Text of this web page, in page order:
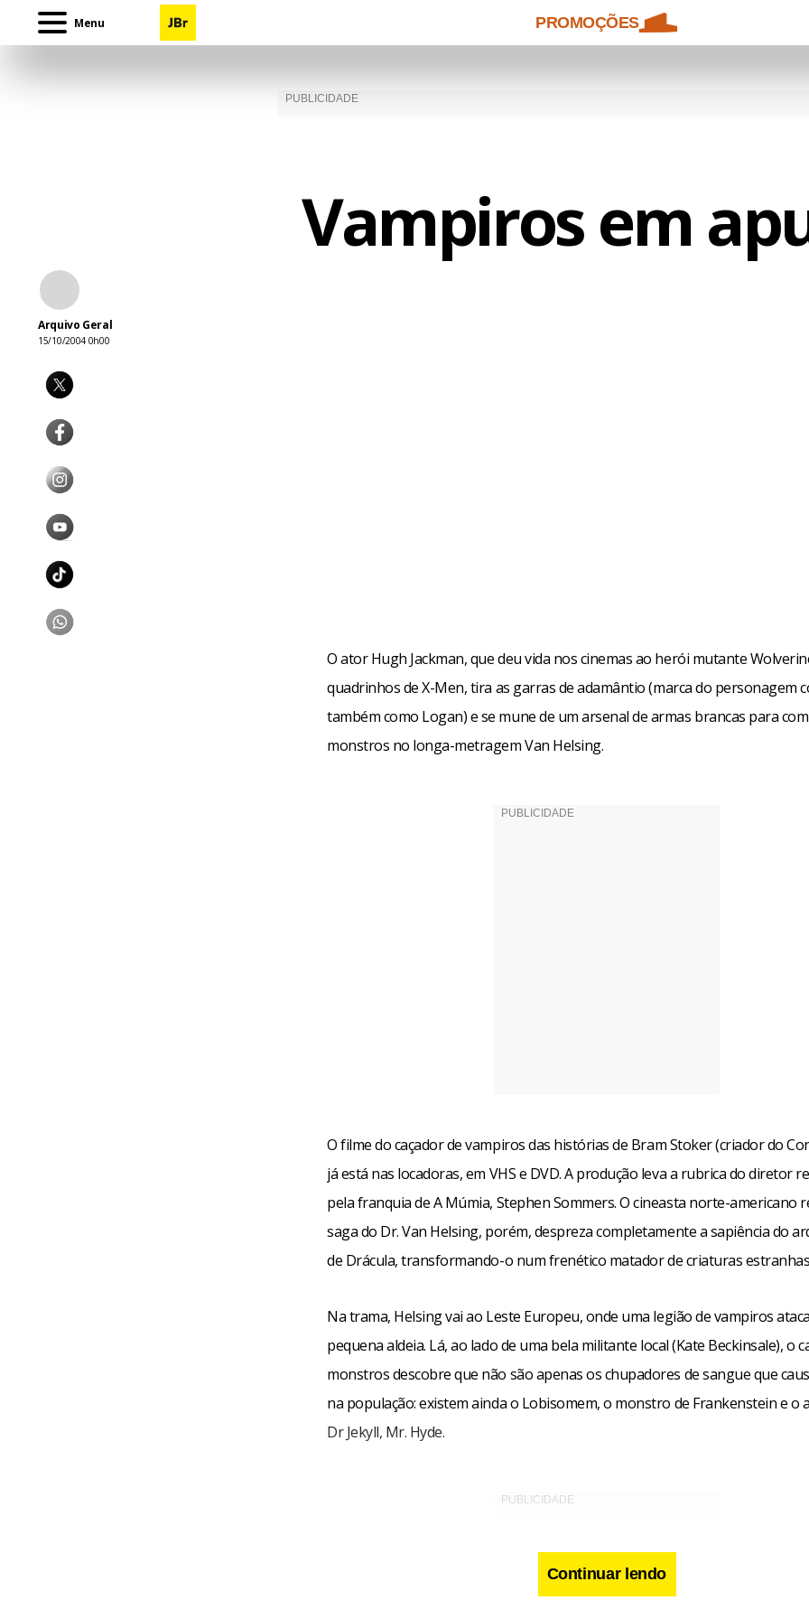
Menu PROMOÇÕES
Vampiros em
Arquivo Geral
15/10/2004 0h00
O ator Hugh Jackman, que deu vida nos cinemas ao herói mutante
quadrinhos de X-Men, tira as garras de adamântio (marca do personagem
também como Logan) e se mune de um arsenal de armas brancas para
monstros no longa-metragem Van Helsing.
O filme do caçador de vampiros das histórias de Bram Stoker (criador do
já está nas locadoras, em VHS e DVD. A produção leva a rubrica do diretor
pela franquia de A Múmia, Stephen Sommers. O cineasta norte-americano
saga do Dr. Van Helsing, porém, despreza completamente a sapiência do
de Drácula, transformando-o num frenético matador de criaturas
Na trama, Helsing vai ao Leste Europeu, onde uma legião de vampiros
pequena aldeia. Lá, ao lado de uma bela militante local (Kate Beckinsale), o
monstros descobre que não são apenas os chupadores de sangue que
na população: existem ainda o Lobisomem, o monstro de Frankenstein e o
Dr Jekyll, Mr. Hyde.
Continuar lendo